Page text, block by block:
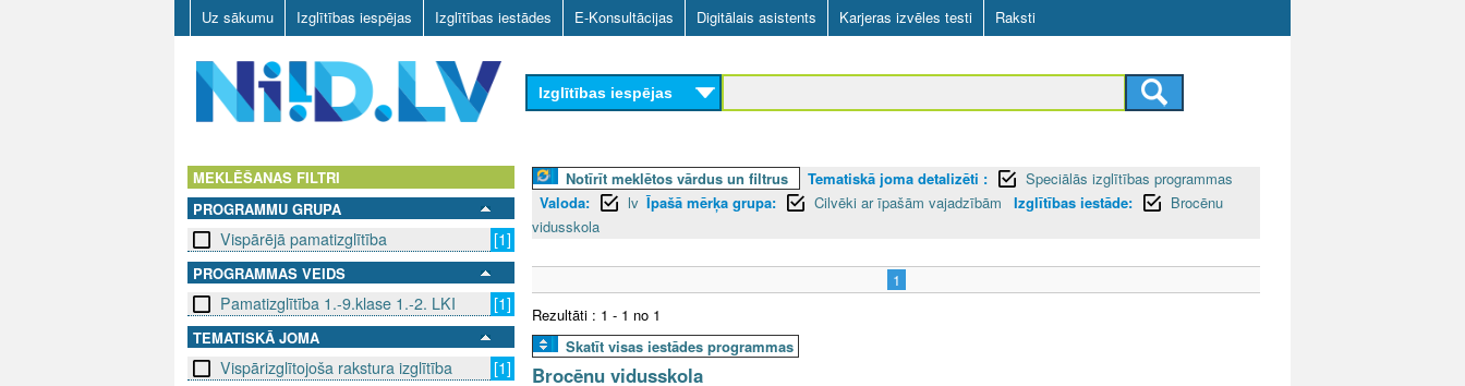
Skip
to
main
content
Uz sākumu Izglītības iespējas Izglītības iestādes E-Konsultācijas Digitālais asistents Karjeras izvēles testi Raksti
D
L
Izglītības iespējas
MEKLĒŠANAS FILTRI
PROGRAMMU GRUPA
Vispārējā pamatizglītība [1]
PROGRAMMAS VEIDS
Pamatizglītība 1.-9.klase 1.-2. LKI [1]
TEMATISKĀ JOMA
Vispārizglītojoša rakstura izglītība [1]
Notīrīt meklētos vārdus un filtrus Tematiskā joma detalizēti :
Speciālās izglītības programmas
Valoda:
lv Īpašā mērķa grupa: Cilvēki ar īpašām vajadzībām Izglītības iestāde:
Brocēnu
vidusskola
1
Rezultāti : 1 - 1 no 1
Skatīt visas iestādes programmas
Brocēnu vidusskola